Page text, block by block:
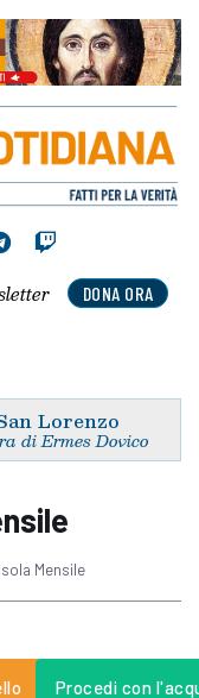
DONA ORA
Lorenzo
di Ermes Dovico
Mensile
Procedi con